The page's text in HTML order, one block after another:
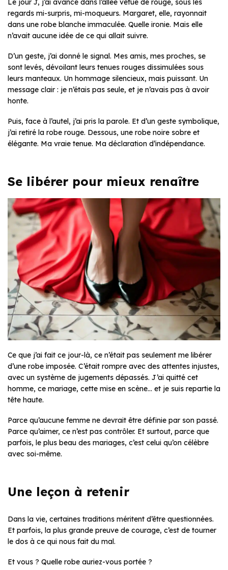
Le jour J, j’ai avancé dans l’allée vêtue de rouge, sous les
regards mi-surpris, mi-moqueurs. Margaret, elle, rayonnait
dans une robe blanche immaculée. Quelle ironie. Mais elle
n’avait aucune idée de ce qui allait suivre.
D’un geste, j’ai donné le signal. Mes amis, mes proches, se
sont levés, dévoilant leurs tenues rouges dissimulées sous
leurs manteaux. Un hommage silencieux, mais puissant. Un
message clair : je n’étais pas seule, et je n’avais pas à avoir
honte.
Puis, face à l’autel, j’ai pris la parole. Et d’un geste symbolique,
j’ai retiré la robe rouge. Dessous, une robe noire sobre et
élégante. Ma vraie tenue. Ma déclaration d’indépendance.
Se libérer pour mieux renaître
Ce que j’ai fait ce jour-là, ce n’était pas seulement me libérer
d’une robe imposée. C’était rompre avec des attentes injustes,
avec un système de jugements dépassés. J’ai quitté cet
homme, ce mariage, cette mise en scène… et je suis repartie la
tête haute.
Parce qu’aucune femme ne devrait être définie par son passé.
Parce qu’aimer, ce n’est pas contrôler. Et surtout, parce que
parfois, le plus beau des mariages, c’est celui qu’on célèbre
avec soi-même.
Une leçon à retenir
Dans la vie, certaines traditions méritent d’être questionnées.
Et parfois, la plus grande preuve de courage, c’est de tourner
le dos à ce qui nous fait du mal.
Et vous ? Quelle robe auriez-vous portée ?